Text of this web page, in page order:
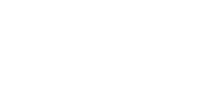
商品画像と実際の商品仕様（デザイン・素材
中綿／ダウン／フルジップ／プリント／スタ
【はっ水加工について】はっ水加工は永久的
付着により効果は低下します。 はっ水が弱く